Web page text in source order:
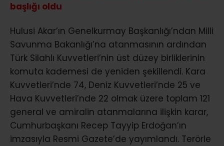
başlığı oldu
Hulusi Akar’ın Genelkurmay Başkanlığı’ndan Milli
Savunma Bakanlığı’na atanmasının ardından
Türk Silahlı Kuvvetleri’nin üst düzey birliklerinin
komuta kademesi de yeniden şekillendi. Kara
Kuvvetleri’nde 74, Deniz Kuvvetleri’nde 25 ve
Hava Kuvvetleri’nde 22 olmak üzere toplam 121
general ve amiralin atanmalarına ilişkin karar,
Cumhurbaşkanı Recep Tayyip Erdoğan’ın
imzasıyla Resmi Gazete’de yayımlandı. Terörle